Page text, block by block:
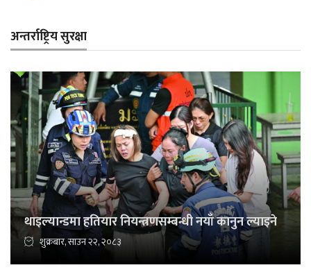
अन्तर्राष्ट्रिय सुरक्षा
थाइल्यान्डमा हतियार नियन्त्रणसम्बन्धी नयाँ कानुन ल्याइने
शुक्रबार, साउन २२, २०८३